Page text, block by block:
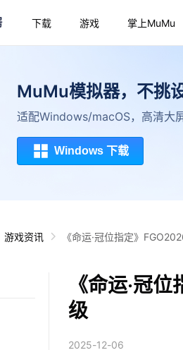
下载 游戏 掌上MuMu
MuMu模拟器，不挑
适配Windows/macOS，高清大
Windows 下载
游戏资讯 《命运·冠位指定》
《命运·冠
级
2025-12-06